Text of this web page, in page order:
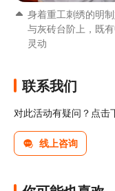
身着重工刺绣的明
与灰砖台阶上，既
灵动
联系我们
对此活动有疑问？点击
线上咨询